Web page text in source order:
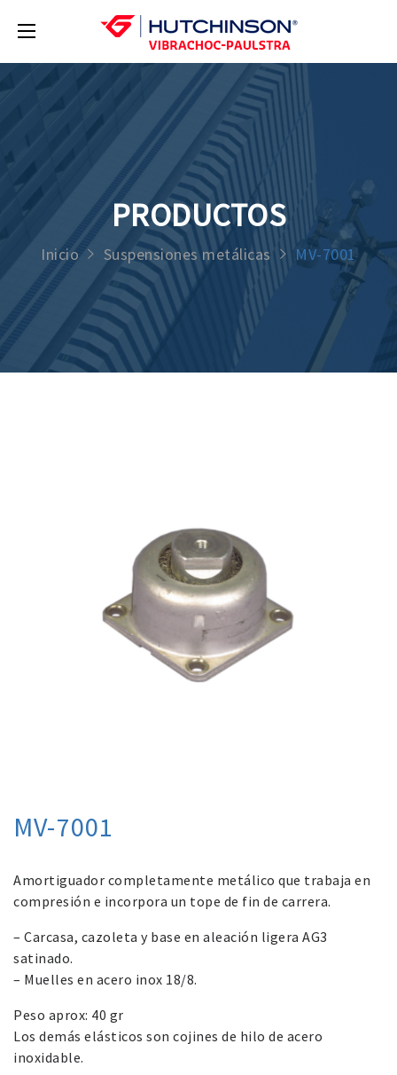
PRODUCTOS
Inicio Suspensiones metálicas MV-7001
MV-7001
Amortiguador completamente metálico que trabaja en
compresión e incorpora un tope de fin de carrera.
– Carcasa, cazoleta y base en aleación ligera AG3
satinado.
– Muelles en acero inox 18/8.
Peso aprox: 40 gr
Los demás elásticos son cojines de hilo de acero
inoxidable.